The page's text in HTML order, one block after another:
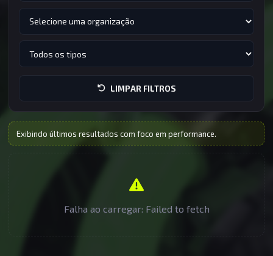
LIMPAR FILTROS
Exibindo últimos resultados com foco em performance.
Falha ao carregar: Failed to fetch